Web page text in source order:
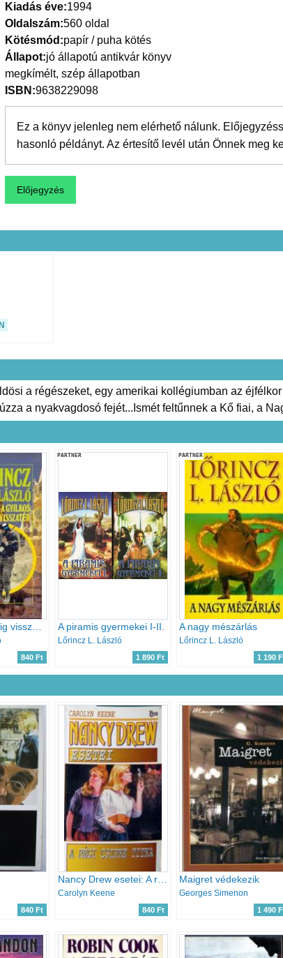
Kiadás éve 1994
Oldalszám 560 oldal
Kötésmód papír / puha kötés
Állapot jó állapotú antikvár könyv
megkímélt, szép állapotban
ISBN 9638229098
Ez a könyv jelenleg nem elérhető nálunk.
hasonló példányt. Az értesítő levél után Önnek meg
a régészeket, egy amerikai kollégiumban az
a nyakvagdosó fejét...Ismét feltűnnek a Kő fiai, a
A gyilkos mindig visszatér
840 Ft
PARTNER
A piramis gyermekei I-II.
Lőrincz L. László
1 890 Ft
PARTNER
A nagy mészárlás
Lőrincz L. László
1 190
840 Ft
Carolyn Keene
840 Ft
Maigret védekezik
Georges Simenon
1 490